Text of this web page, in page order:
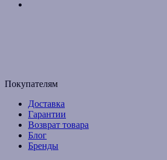
Покупателям
Доставка
Гарантии
Возврат товара
Блог
Бренды